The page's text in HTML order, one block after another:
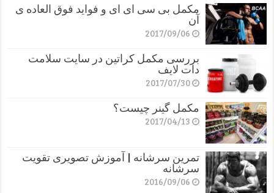
مکمل بی سی ای ای و فواید فوق العاده ی
آن
2017/09/06
بررسی مکمل کراتین در سایت سلامت
دات لایف
2017/07/30
مکمل گینر چیست؟
2017/04/13
تمرین سرشانه | آموزش تصویری تقویت
سرشانه
2016/09/06